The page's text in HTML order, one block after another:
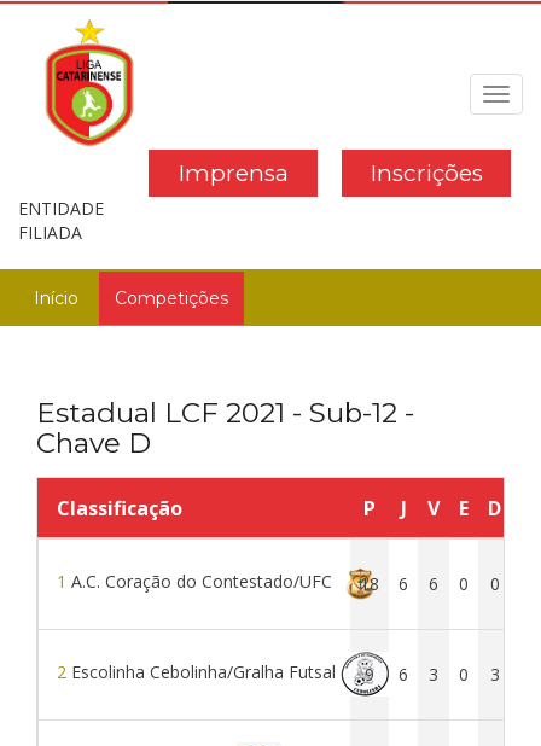
Inscrições
Imprensa
ENTIDADE
FILIADA
Início Competições
Estadual LCF 2021 - Sub-12 -
Chave D
Classificação P J V E D
1 A.C. Coração do Contestado/UFC 18 6 6 0 0
2 Escolinha Cebolinha/Gralha Futsal 9 6 3 0 3